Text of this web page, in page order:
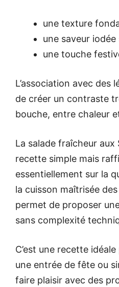
une texture
une saveur iodée
une touche
L’association avec des
de créer un contraste
bouche, entre chaleur
La salade fraîcheur
recette simple mais
essentiellement sur la
la cuisson maîtrisée
permet de proposer
sans complexité
C’est une recette
une entrée de fête ou
faire plaisir avec des